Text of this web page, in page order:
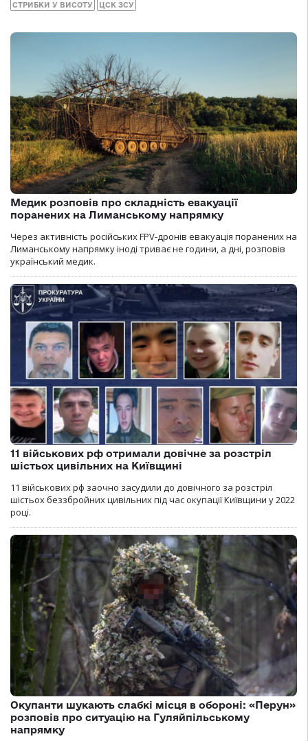
СТРИБКИ У ВИСОТУ ЦСК ЗСУ
Медик розповів про складність евакуації
поранених на Лиманському напрямку
Через активність російських FPV-дронів евакуація поранених на
Лиманському напрямку іноді триває не години, а дні, розповів
український медик.
11 військових рф отримали довічне за розстріл
шістьох цивільних на Київщині
11 військових рф заочно засудили до довічного за розстріл
шістьох беззбройних цивільних під час окупації Київщини у 2022
році.
Окупанти шукають слабкі місця в обороні: «Перун»
розповів про ситуацію на Гуляйпільському
напрямку